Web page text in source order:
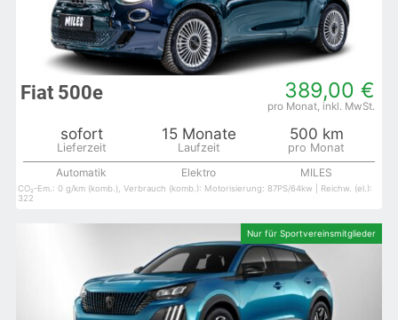
389,00 €
Fiat 500e
sofort 15 Monate 500 km
Automatik Elektro MILES
CO₂-Em.: 0 g/km (komb.), Verbrauch (komb.): Motorisierung: 87PS/64kw | Reichw. (el.):
322